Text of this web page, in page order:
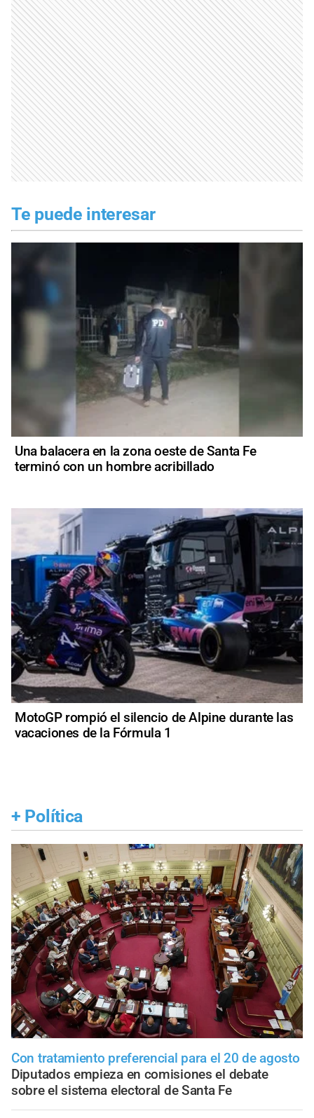
Te puede interesar
Una balacera en la zona oeste de Santa Fe
terminó con un hombre acribillado
MotoGP rompió el silencio de Alpine durante las
vacaciones de la Fórmula 1
+ Política
Con tratamiento preferencial para el 20 de agosto
Diputados empieza en comisiones el debate
sobre el sistema electoral de Santa Fe